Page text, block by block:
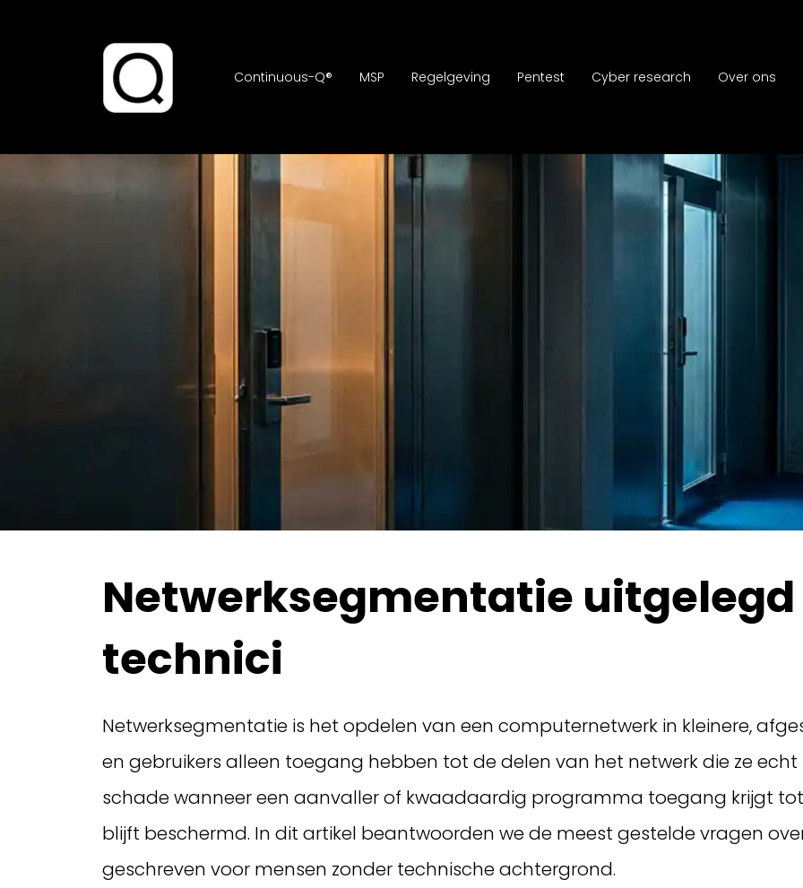
Continuous-Q® MSP Regelgeving Pentest Cyber research Over ons
Netwerksegmentatie
technici
Netwerksegmentatie is het opdelen van een computernetwerk in kleinere,
en gebruikers alleen toegang hebben tot de delen van het netwerk die ze
schade wanneer een aanvaller of kwaadaardig programma toegang krijgt
blijft beschermd. In dit artikel beantwoorden we de meest gestelde vragen
geschreven voor mensen zonder technische achtergrond.